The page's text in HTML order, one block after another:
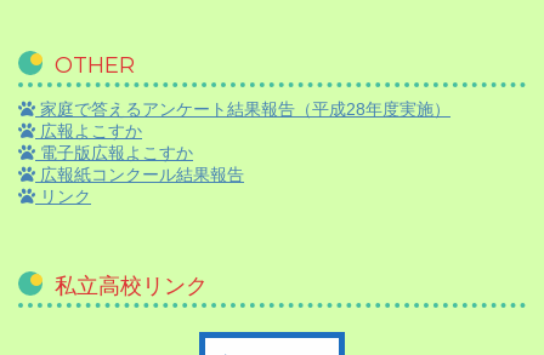
OTHER
家庭で答えるアンケート結果報告（平成28年度実施）
広報よこすか
電子版広報よこすか
広報紙コンクール結果報告
リンク
私立高校リンク